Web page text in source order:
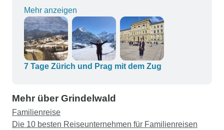
Bad war verstopft und der Klempner, der kam, um
es zu reparieren, war gleichzeitig der
Rezeptionist des Hotels, was nicht wirklich gut
funktionierte. Man beschloss, mein Zimmer zu
verbessern, das immer noch nach getrocknetem
Schweiß roch. Sie hätten mehr Toilettenartikel
Auf der Zugfahrt nach Prag war ich etwas
beunruhigt, weil ich nicht verstehen konnte, was
auf dem Ticket stand, weil alles auf Deutsch war.
Mehr anzeigen
7 Tage Zürich und Prag mit dem Zug
Mehr über Grindelwald
Familienreise
Die 10 besten Reiseunternehmen für Familienreisen